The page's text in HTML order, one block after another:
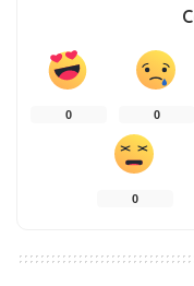
0 0
0